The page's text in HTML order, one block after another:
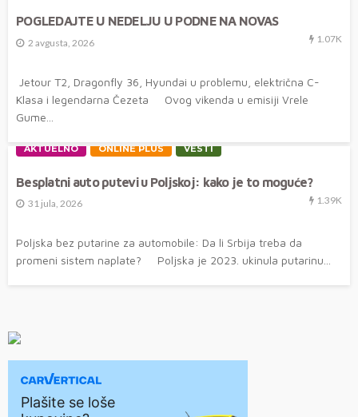
POGLEDAJTE U NEDELJU U PODNE NA NOVAS
2 avgusta, 2026 1.07K
Jetour T2, Dragonfly 36, Hyundai u problemu, električna C-
Klasa i legendarna Čezeta Ovog vikenda u emisiji Vrele
Gume...
AKTUELNO ONLINE PLUS VESTI
Besplatni auto putevi u Poljskoj: kako je to moguće?
31 jula, 2026 1.39K
Poljska bez putarine za automobile: Da li Srbija treba da
promeni sistem naplate? Poljska je 2023. ukinula putarinu...